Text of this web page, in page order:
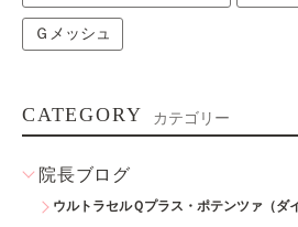
Ｇメッシュ
CATEGORY カテゴリー
院長ブログ
ウルトラセルＱプラス・ポテンツァ（ダ